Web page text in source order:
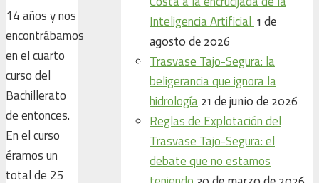
14 años y nos
encontrábamos
en el cuarto
curso del
Bachillerato
de entonces. ​
En el curso
éramos un
total de 25
Inteligencia Artificial 1 de
agosto de 2026
Trasvase Tajo-Segura: la
beligerancia que ignora la
hidrología 21 de junio de 2026
Reglas de Explotación del
Trasvase Tajo-Segura: el
debate que no estamos